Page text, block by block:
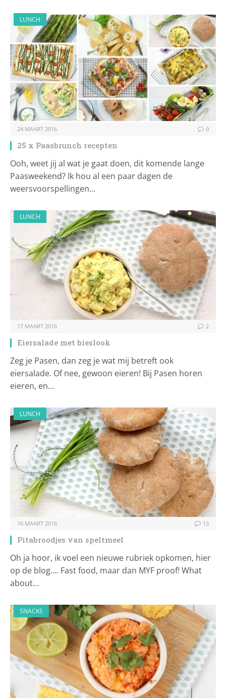
LUNCH
24 MAART 2016 0
25 x Paasbrunch recepten
Ooh, weet jij al wat je gaat doen, dit komende lange
Paasweekend? Ik hou al een paar dagen de
weersvoorspellingen…
LUNCH
17 MAART 2016 2
Eiersalade met bieslook
Zeg je Pasen, dan zeg je wat mij betreft ook
eiersalade. Of nee, gewoon eieren! Bij Pasen horen
eieren, en…
LUNCH
16 MAART 2016 13
Pitabroodjes van speltmeel
Oh ja hoor, ik voel een nieuwe rubriek opkomen, hier
op de blog…. Fast food, maar dan MYF proof! What
about…
SNACKS